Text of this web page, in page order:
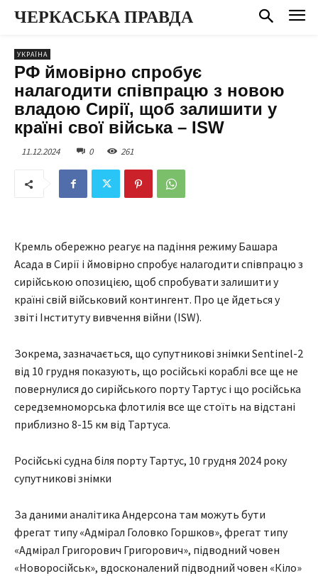
ЧЕРКАСЬКА ПРАВДА
УКРАЇНА
РФ ймовірно спробує
налагодити співпрацю з новою
владою Сирії, щоб залишити у
країні свої війська – ISW
11.12.2024 0 261
Кремль обережно реагує на падіння режиму Башара
Асада в Сирії і ймовірно спробує налагодити співпрацю з
сирійською опозицією, щоб спробувати залишити у
країні свій військовий контингент. Про це йдеться у
звіті Інституту вивчення війни (ISW).
Зокрема, зазначається, що супутникові знімки Sentinel-2
від 10 грудня показують, що російські кораблі все ще не
повернулися до сирійського порту Тартус і що російська
середземноморська флотилія все ще стоїть на відстані
приблизно 8-15 км від Тартуса.
Російські судна біля порту Тартус, 10 грудня 2024 року
супутникові знімки
За даними аналітика Андерсона там можуть бути
фрегат типу «Адмірал Головко Горшков», фрегат типу
«Адмірал Григорович Григорович», підводний човен
«Новоросійськ», вдосконалений підводний човен «Кіло»